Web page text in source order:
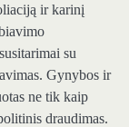
ir karinį
su
Gynybos ir
ne tik kaip
draudimas.